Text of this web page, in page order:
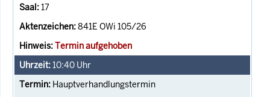
17
841E OWi 105/26
Termin aufgehoben
10:40 Uhr
Hauptverhandlungstermin